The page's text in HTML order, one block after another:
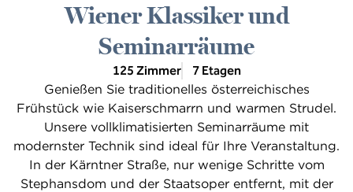
Wiener Klassiker und
Seminarräume
125 Zimmer 7 Etagen
Genießen Sie traditionelles österreichisches
Frühstück wie Kaiserschmarrn und warmen Strudel.
Unsere vollklimatisierten Seminarräume mit
modernster Technik sind ideal für Ihre Veranstaltung.
In der Kärntner Straße, nur wenige Schritte vom
Stephansdom und der Staatsoper entfernt, mit der